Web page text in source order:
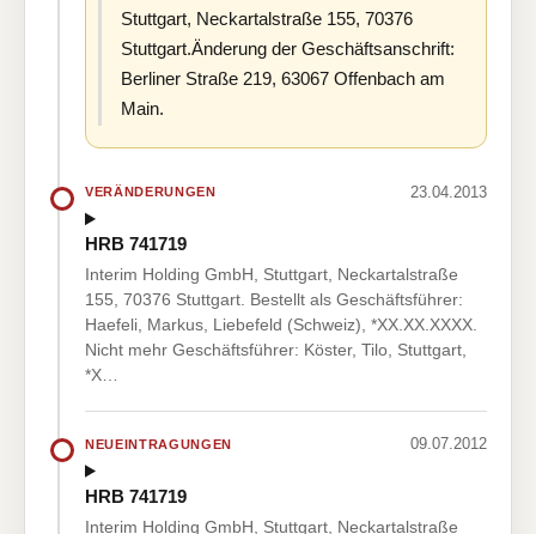
Stuttgart, Neckartalstraße 155, 70376
Stuttgart.Änderung der Geschäftsanschrift:
Berliner Straße 219, 63067 Offenbach am
Main.
VERÄNDERUNGEN 23.04.2013
HRB 741719
Interim Holding GmbH, Stuttgart, Neckartalstraße
155, 70376 Stuttgart. Bestellt als Geschäftsführer:
Haefeli, Markus, Liebefeld (Schweiz), *XX.XX.XXXX.
Nicht mehr Geschäftsführer: Köster, Tilo, Stuttgart,
*X…
NEUEINTRAGUNGEN 09.07.2012
HRB 741719
Interim Holding GmbH, Stuttgart, Neckartalstraße